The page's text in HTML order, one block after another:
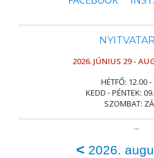
2026. JÚNIUS 29 -
HÉTFŐ: 12.00
KEDD - PÉNTEK:
SZOMBAT:
...
< 2026.